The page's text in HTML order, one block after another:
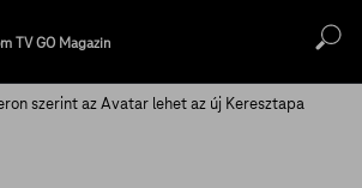
TV GO Magazin
szerint az Avatar lehet az új Keresztapa